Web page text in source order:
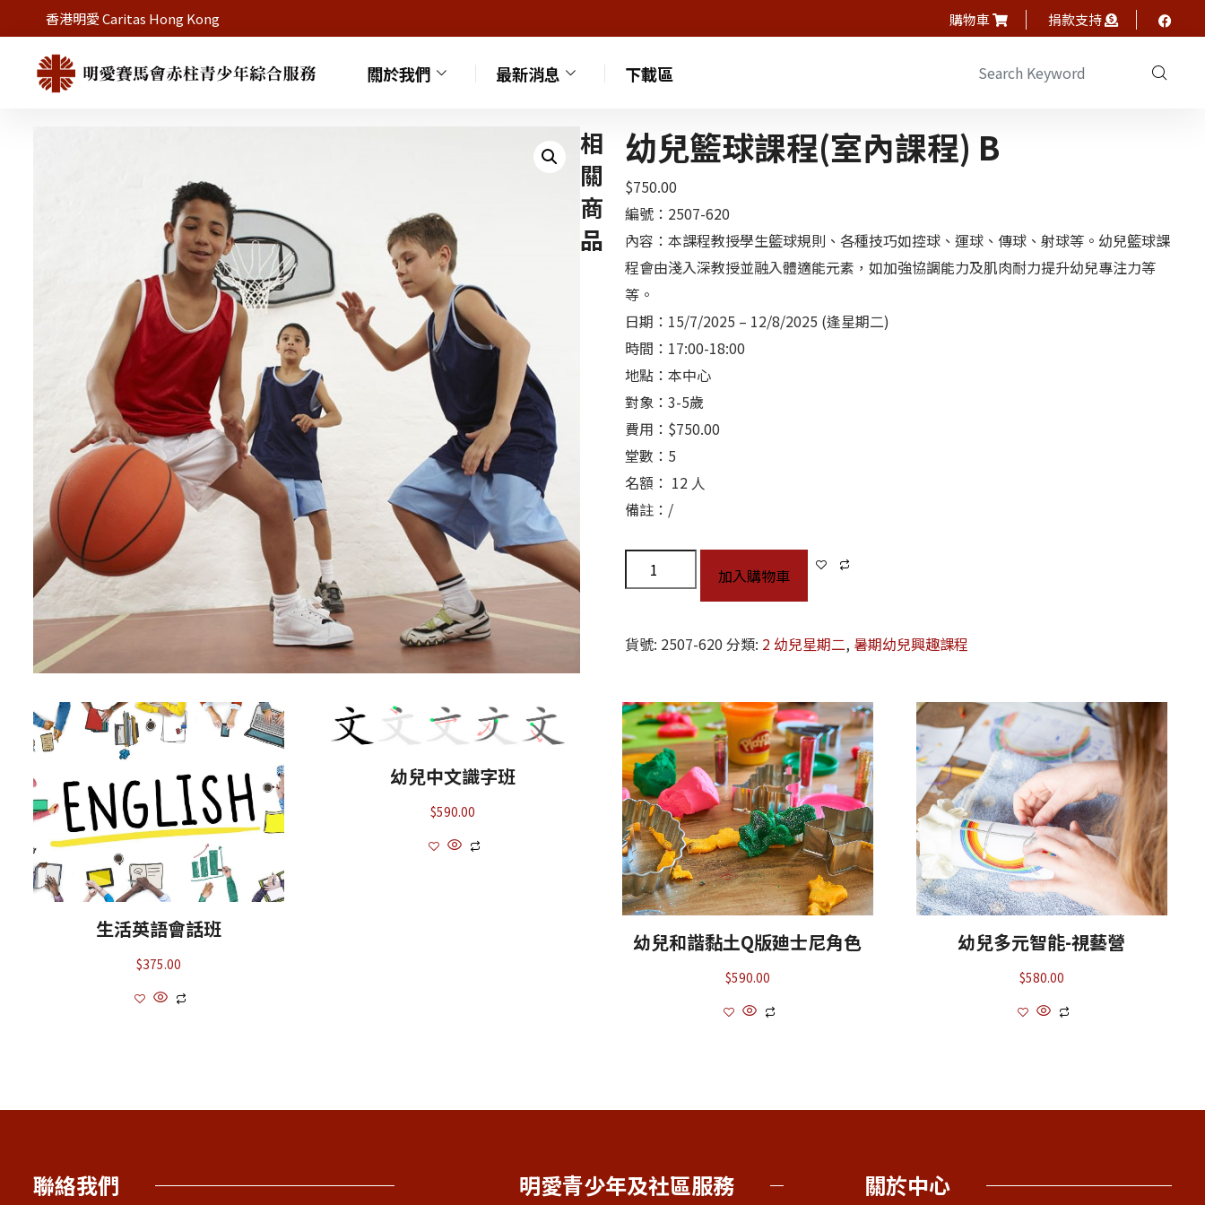
香港明愛 Caritas Hong Kong 購物車 捐款支持
關於我們 最新消息 下載區
幼兒籃球課程(室內課程) B
$750.00
編號：2507-620
內容：本課程教授學生籃球規則、各種技巧如控球、運球、傳球、射球等。幼兒籃球課
程會由淺入深教授並融入體適能元素，如加強協調能力及肌肉耐力提升幼兒專注力等
等。
日期：15/7/2025 – 12/8/2025 (逢星期二)
時間：17:00-18:00
地點：本中心
對象：3-5歲
費用：$750.00
堂數：5
名額： 12 人
備註：/
加入購物車
貨號: 2507-620 分類: 2 幼兒星期二, 暑期幼兒興趣課程
相
關
商
品
生活英語會話班
$375.00
幼兒中文識字班
$590.00
幼兒和諧黏土Q版廸士尼角色
$590.00
幼兒多元智能-視藝營
$580.00
聯絡我們 明愛青少年及社區服務 關於中心